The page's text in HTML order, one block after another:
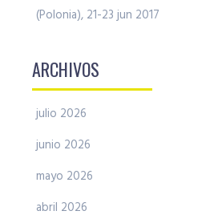
(Polonia), 21-23 jun 2017
ARCHIVOS
julio 2026
junio 2026
mayo 2026
abril 2026